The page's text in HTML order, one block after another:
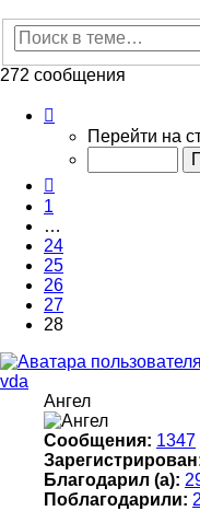
272 сообщения
28
28
Перейти на
1
…
24
25
26
27
28
vda
Ангел
Сообщения: 1347
Благодарил (а):
Поблагодарили: